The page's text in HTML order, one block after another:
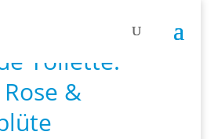
Toilette:
&